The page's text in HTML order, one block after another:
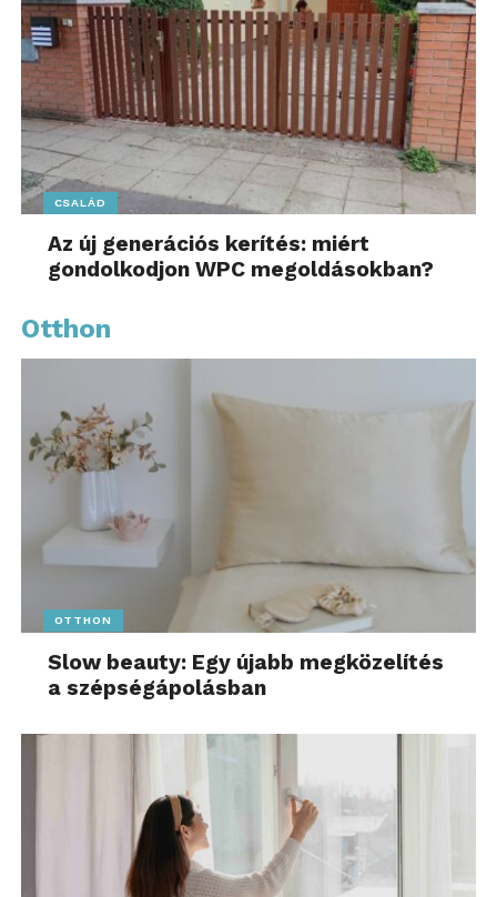
CSALÁD
Az új generációs kerítés: miért
gondolkodjon WPC megoldásokban?
Otthon
OTTHON
Slow beauty: Egy újabb megközelítés
a szépségápolásban